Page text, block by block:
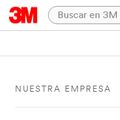
NUESTRA EMPRESA